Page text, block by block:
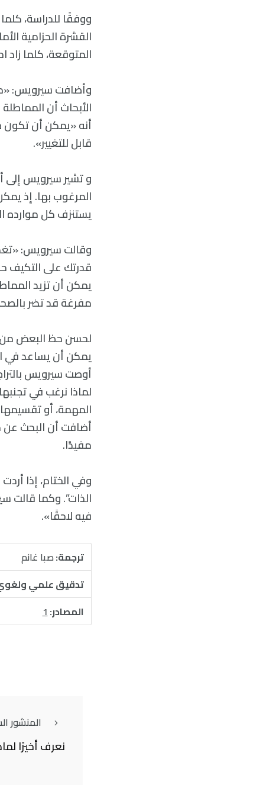
ووفقًا للدراسة،
القشرة الحزامية
المتوقعة، كلما زاد
وأضافت سيرويس:
الأبحاث أن
أنه «يمكن أن تكون
قابل للتغيير».
و تشير سيرويس إلى
المرغوب بها. إذ
يستنزف كل موارده
وقالت سيرويس:
قدرتك على التكيف
يمكن أن تزيد
مفرغة قد تضر
لحسن حظ البعض من
أوصت سيرويس
لماذا نرغب في
المهمة، أو
أضافت أن البحث عن
مفيدًا.
وفي الختام، إذا
الذات”. وكما قالت
فيه لاحقًا».
ترجمة:صبا غانم
تدقيق علمي
المصادر:1
المنشور
نعرف أخيرًا